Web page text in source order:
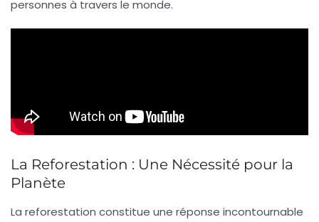
personnes à travers le monde.
La Reforestation : Une Nécessité pour la
Planète
La reforestation constitue une réponse incontournable